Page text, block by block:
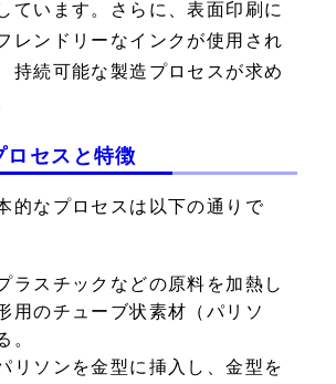
ています。さらに、表面印刷に
レンドリーなインクが使用され
持続可能な製造プロセスが求め
ロセスと特徴
的なプロセスは以下の通りで
ラスチックなどの原料を加熱し
用のチューブ状素材（パリソ
。
リソンを金型に挿入し、金型を